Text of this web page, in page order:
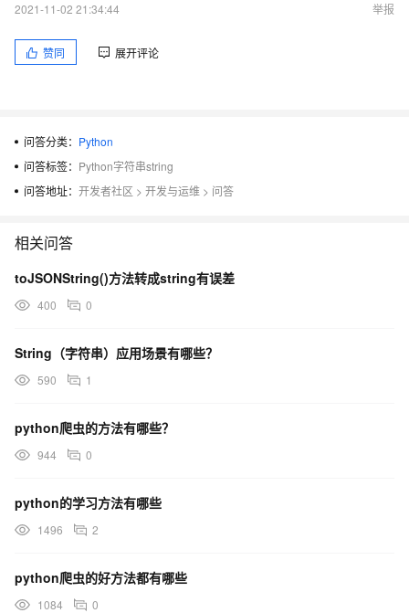
2021-11-02 21:34:44
举报
赞同 展开评论
问答分类： Python
问答标签： Python字符串string
问答地址： 开发者社区 > 开发与运维 > 问答
相关问答
toJSONString()方法转成string有误差
400 0
String（字符串）应用场景有哪些？
590 1
python爬虫的方法有哪些？
944 0
python的学习方法有哪些
1496 2
python爬虫的好方法都有哪些
1084 0